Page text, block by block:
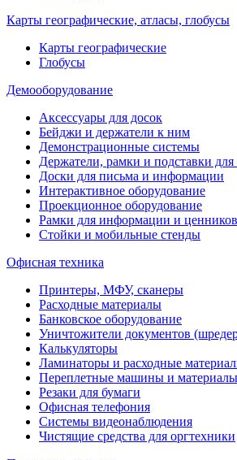
Карты географические, атласы, глобусы
Карты географические
Глобусы
Демооборудование
Аксессуары для досок
Бейджи и держатели к ним
Демонстрационные системы
Держатели, рамки и подставки
Доски для письма и информации
Интерактивное оборудование
Проекционное оборудование
Рамки для информации и
Стойки и мобильные стенды
Офисная техника
Принтеры, МФУ, сканеры
Расходные материалы
Банковское оборудование
Уничтожители документов
Калькуляторы
Ламинаторы и расходные
Переплетные машины и материалы
Резаки для бумаги
Офисная телефония
Системы видеонаблюдения
Чистящие средства для оргтехники